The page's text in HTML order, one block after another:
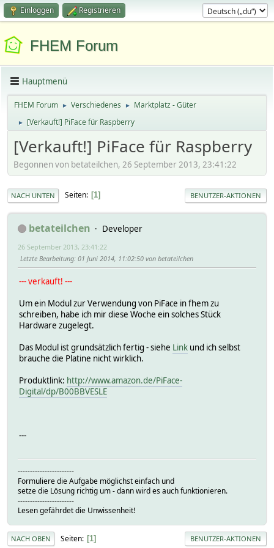
Einloggen Registrieren
FHEM Forum
Hauptmenü
FHEM Forum ► Verschiedenes ► Marktplatz - Güter
► [Verkauft!] PiFace für Raspberry
[Verkauft!] PiFace für Raspberry
Begonnen von betateilchen, 26 September 2013, 23:41:22
NACH UNTEN Seiten 1 BENUTZER-AKTIONEN
betateilchen Developer
26 September 2013, 23:41:22
Letzte Bearbeitung: 01 Juni 2014, 11:02:50 von betateilchen
--- verkauft! ---
Um ein Modul zur Verwendung von PiFace in fhem zu
schreiben, habe ich mir diese Woche ein solches Stück
Hardware zugelegt.
Das Modul ist grundsätzlich fertig - siehe Link und ich selbst
brauche die Platine nicht wirklich.
Produktlink: http://www.amazon.de/PiFace-
Digital/dp/B00BBVESLE
---
-----------------------
Formuliere die Aufgabe möglichst einfach und
setze die Lösung richtig um - dann wird es auch funktionieren.
-----------------------
Lesen gefährdet die Unwissenheit!
NACH OBEN Seiten 1 BENUTZER-AKTIONEN